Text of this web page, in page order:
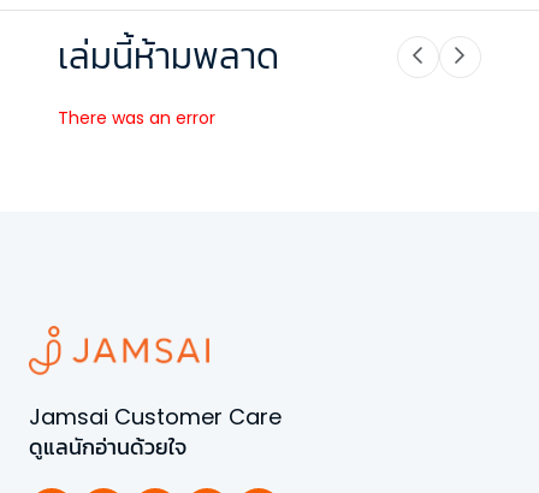
เล่มนี้ห้ามพลาด
There was an error
Jamsai Customer Care
ดูแลนักอ่านด้วยใจ